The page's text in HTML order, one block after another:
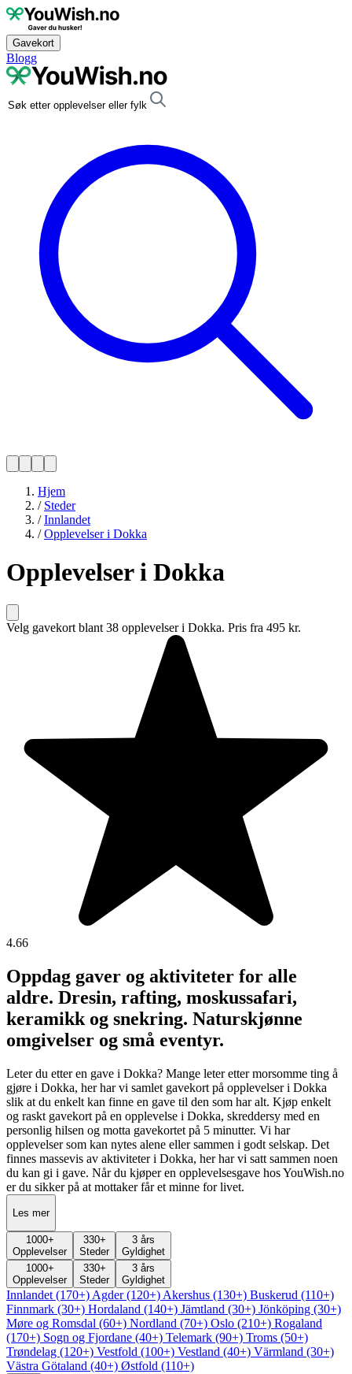
Gavekort
Blogg
Hjem
/ Steder
/Innlandet
/Opplevelser i Dokka
Opplevelser i Dokka
Velg gavekort blant 38 opplevelser i Dokka. Pris fra 495 kr.
4.66
Oppdag gaver og aktiviteter for alle
aldre. Dresin, rafting, moskussafari,
keramikk og snekring. Naturskjønne
omgivelser og små eventyr.
Leter du etter en gave i Dokka? Mange leter etter morsomme ting å
gjøre i Dokka, her har vi samlet gavekort på opplevelser i Dokka
slik at du enkelt kan finne en gave til den som har alt. Kjøp enkelt
og raskt gavekort på en opplevelse i Dokka, skreddersy med en
personlig hilsen og motta gavekortet på 5 minutter. Vi har
opplevelser som kan nytes alene eller sammen i godt selskap. Det
finnes massevis av aktiviteter i Dokka, her har vi satt sammen noen
du kan gi i gave. Når du kjøper en opplevelsesgave hos YouWish.no
er du sikker på at mottaker får et minne for livet.
Les mer
1000+
Opplevelser
330+
Steder
3 års
Gyldighet
1000+
Opplevelser
330+
Steder
3 års
Gyldighet
Innlandet (170+) Agder (120+) Akershus (130+) Buskerud (110+)
Finnmark (30+) Hordaland (140+) Jämtland (30+) Jönköping (30+)
Møre og Romsdal (60+) Nordland (70+) Oslo (210+) Rogaland
(170+) Sogn og Fjordane (40+) Telemark (90+) Troms (50+)
Trøndelag (120+) Vestfold (100+) Vestland (40+) Värmland (30+)
Västra Götaland (40+) Østfold (110+)